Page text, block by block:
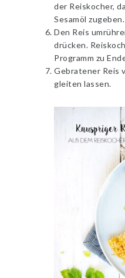
der Reiskocher,
Sesamöl zugeben.
Den Reis
drücken.
Programm zu
Gebratener Reis
gleiten lassen.